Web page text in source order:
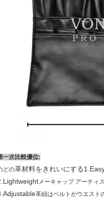
一次比較優位:
どの革材料をきれいにする
メーキャップ アーティ
革紐はベルトがウエスト